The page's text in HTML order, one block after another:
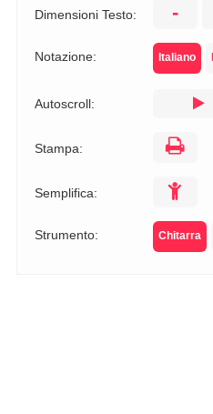
Dimensioni Testo: -
Notazione: Italiano
Autoscroll:
Stampa:
Semplifica:
Strumento: Chitarra